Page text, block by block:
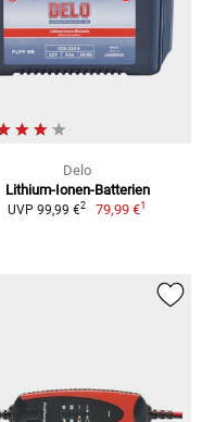
Delo
Lithium-Ionen-Batterien
UVP 99,99 €2 79,99 €1